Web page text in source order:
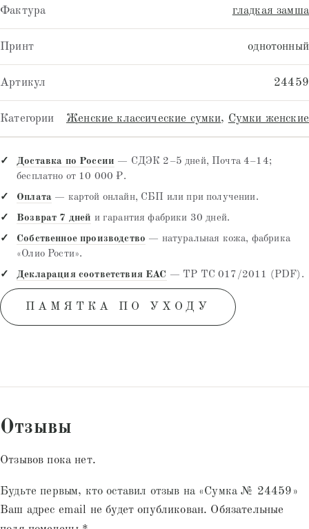
Фактура гладкая замша
Принт однотонный
Артикул 24459
Категории Женские классические сумки, Сумки женские
Доставка по России — СДЭК 2–5 дней, Почта 4–14;
бесплатно от 10 000 ₽.
Оплата — картой онлайн, СБП или при получении.
Возврат 7 дней и гарантия фабрики 30 дней.
Собственное производство — натуральная кожа, фабрика
«Олио Рости».
Декларация соответствия EAC — ТР ТС 017/2011 (PDF).
ПАМЯТКА ПО УХОДУ
Отзывы
Отзывов пока нет.
Будьте первым, кто оставил отзыв на «Сумка № 24459»
Ваш адрес email не будет опубликован. Обязательные